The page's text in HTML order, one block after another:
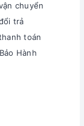
chuyển
trả
toán
Hành